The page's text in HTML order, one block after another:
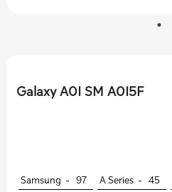
Galaxy A01 SM A015F
Samsung - 97 A Series - 45